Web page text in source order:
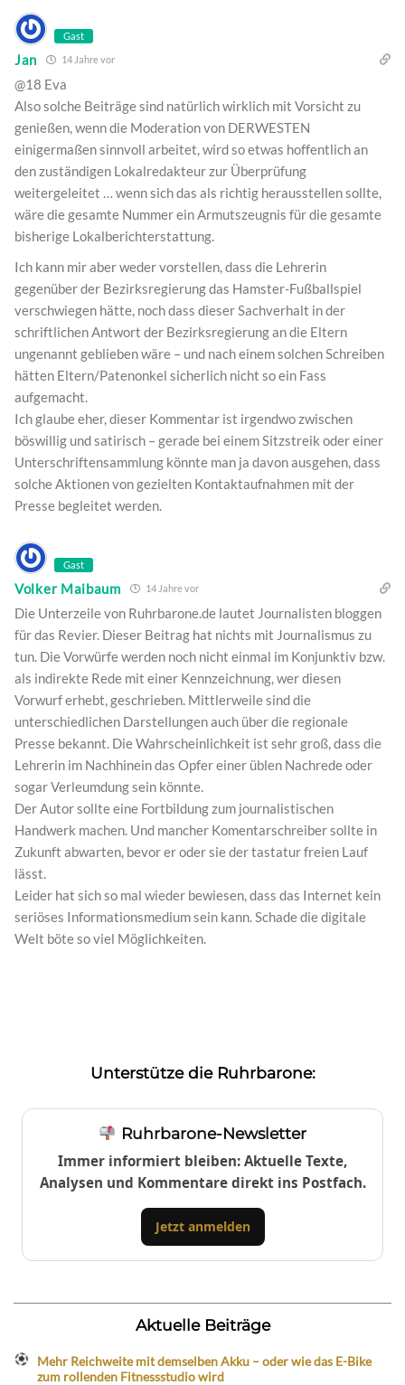
Gast
Jan 14 Jahre vor
@18 Eva
Also solche Beiträge sind natürlich wirklich mit Vorsicht zu
genießen, wenn die Moderation von DERWESTEN
einigermaßen sinnvoll arbeitet, wird so etwas hoffentlich an
den zuständigen Lokalredakteur zur Überprüfung
weitergeleitet … wenn sich das als richtig herausstellen sollte,
wäre die gesamte Nummer ein Armutszeugnis für die gesamte
bisherige Lokalberichterstattung.
Ich kann mir aber weder vorstellen, dass die Lehrerin
gegenüber der Bezirksregierung das Hamster-Fußballspiel
verschwiegen hätte, noch dass dieser Sachverhalt in der
schriftlichen Antwort der Bezirksregierung an die Eltern
ungenannt geblieben wäre – und nach einem solchen Schreiben
hätten Eltern/Patenonkel sicherlich nicht so ein Fass
aufgemacht.
Ich glaube eher, dieser Kommentar ist irgendwo zwischen
böswillig und satirisch – gerade bei einem Sitzstreik oder einer
Unterschriftensammlung könnte man ja davon ausgehen, dass
solche Aktionen von gezielten Kontaktaufnahmen mit der
Presse begleitet werden.
Gast
Volker Maibaum 14 Jahre vor
Die Unterzeile von Ruhrbarone.de lautet Journalisten bloggen
für das Revier. Dieser Beitrag hat nichts mit Journalismus zu
tun. Die Vorwürfe werden noch nicht einmal im Konjunktiv bzw.
als indirekte Rede mit einer Kennzeichnung, wer diesen
Vorwurf erhebt, geschrieben. Mittlerweile sind die
unterschiedlichen Darstellungen auch über die regionale
Presse bekannt. Die Wahrscheinlichkeit ist sehr groß, dass die
Lehrerin im Nachhinein das Opfer einer üblen Nachrede oder
sogar Verleumdung sein könnte.
Der Autor sollte eine Fortbildung zum journalistischen
Handwerk machen. Und mancher Komentarschreiber sollte in
Zukunft abwarten, bevor er oder sie der tastatur freien Lauf
lässt.
Leider hat sich so mal wieder bewiesen, dass das Internet kein
seriöses Informationsmedium sein kann. Schade die digitale
Welt böte so viel Möglichkeiten.
Unterstütze die Ruhrbarone:
Ruhrbarone-Newsletter
Immer informiert bleiben: Aktuelle Texte,
Analysen und Kommentare direkt ins Postfach.
Jetzt anmelden
Aktuelle Beiträge
Mehr Reichweite mit demselben Akku – oder wie das E-Bike
zum rollenden Fitnessstudio wird